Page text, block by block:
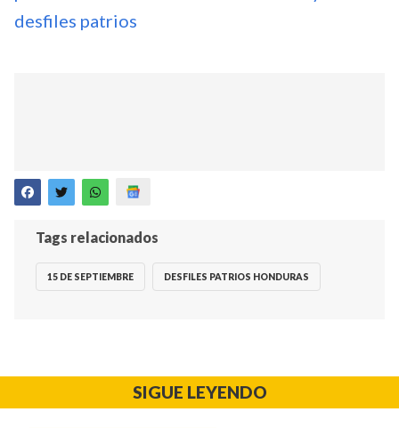
desfiles patrios
Tags relacionados
15 DE SEPTIEMBRE DESFILES PATRIOS HONDURAS
SIGUE LEYENDO